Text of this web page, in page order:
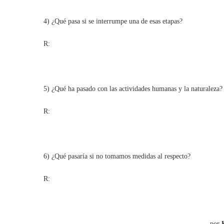
4) ¿Qué pasa si se interrumpe una de esas etapas?
R:
5) ¿Qué ha pasado con las actividades humanas y la naturaleza?
R:
6) ¿Qué pasaría si no tomamos medidas al respecto?
R: